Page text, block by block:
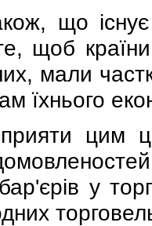
що iснує
щоб
мали
їхнього
цим
у